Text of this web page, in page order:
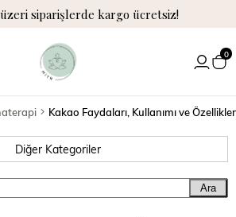
siparişlerde kargo ücretsiz!
0
Kakao Faydaları, Kullanımı ve
Diğer Kategoriler
Ara